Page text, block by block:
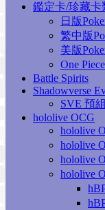
鑑定卡/珍藏卡
日版
繁中版
美版
One
Battle Spirits
Shadowverse
SVE 預組
hololive OCG
hololive
hololive
hololive
hololive